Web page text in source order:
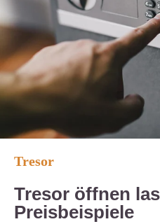
Tresor
Tresor öffnen
Preisbeispiele